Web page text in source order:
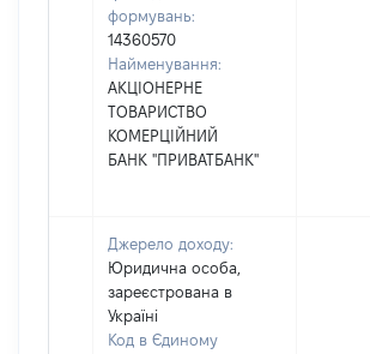
формувань:
14360570
Найменування:
АКЦІОНЕРНЕ
ТОВАРИСТВО
КОМЕРЦІЙНИЙ
БАНК "ПРИВАТБАНК"
Джерело доходу:
Юридична особа,
зареєстрована в
Україні
Код в Єдиному